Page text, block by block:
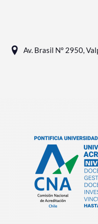
Av. Brasil N° 2950,